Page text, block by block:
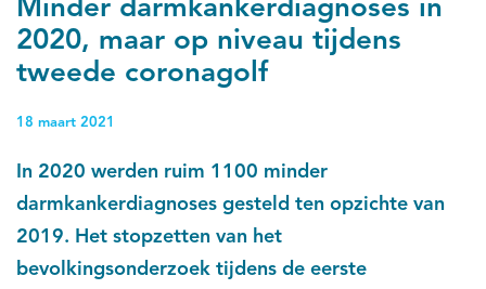
Minder darmkankerdiagnoses in
2020, maar op niveau tijdens
tweede coronagolf
18 maart 2021
In 2020 werden ruim 1100 minder
darmkankerdiagnoses gesteld ten opzichte van
2019. Het stopzetten van het
bevolkingsonderzoek tijdens de eerste